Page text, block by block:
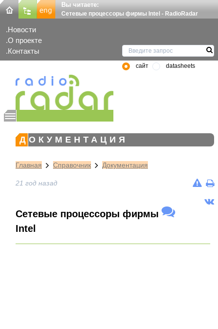
Вы читаете:
Сетевые процессоры фирмы Intel - RadioRadar
Новости
О проекте
Контакты
сайт datasheets
ДОКУМЕНТАЦИЯ
Главная Справочник Документация
21 год назад
Сетевые процессоры фирмы
Intel